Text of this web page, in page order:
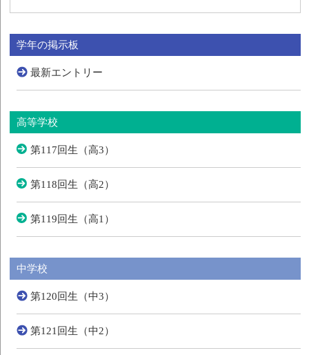
学年の掲示板
最新エントリー
高等学校
第117回生（高3）
第118回生（高2）
第119回生（高1）
中学校
第120回生（中3）
第121回生（中2）